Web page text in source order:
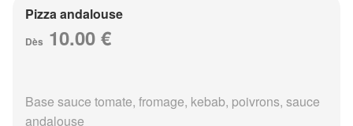
Pizza andalouse
Dès 10.00 €
Base sauce tomate, fromage, kebab, poivrons, sauce
andalouse